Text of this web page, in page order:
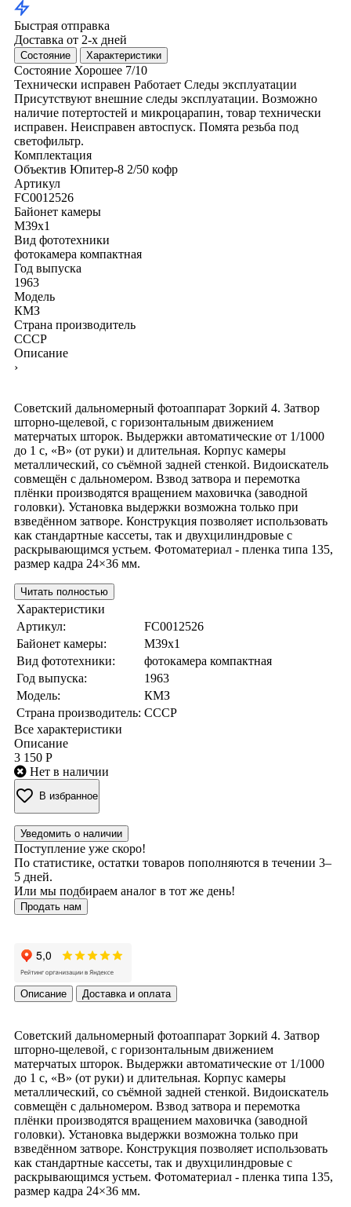
Быстрая отправка
Доставка от 2-х дней
Состояние Характеристики
Состояние Хорошее 7/10
Технически исправен Работает Следы эксплуатации
Присутствуют внешние следы эксплуатации. Возможно
наличие потертостей и микроцарапин, товар технически
исправен. Неисправен автоспуск. Помята резьба под
светофильтр.
Комплектация
Объектив Юпитер-8 2/50 кофр
Артикул
FC0012526
Байонет камеры
M39x1
Вид фототехники
фотокамера компактная
Год выпуска
1963
Модель
КМЗ
Страна производитель
СССР
Описание
›
Советский дальномерный фотоаппарат Зоркий 4. Затвор
шторно-щелевой, с горизонтальным движением
матерчатых шторок. Выдержки автоматические от 1/1000
до 1 с, «B» (от руки) и длительная. Корпус камеры
металлический, со съёмной задней стенкой. Видоискатель
совмещён с дальномером. Взвод затвора и перемотка
плёнки производятся вращением маховичка (заводной
головки). Установка выдержки возможна только при
взведённом затворе. Конструкция позволяет использовать
как стандартные кассеты, так и двухцилиндровые с
раскрывающимся устьем. Фотоматериал - пленка типа 135,
размер кадра 24×36 мм.
Читать полностью
Характеристики
Артикул:
FC0012526
Байонет камеры:
M39x1
Вид фототехники:
фотокамера компактная
Год выпуска:
1963
Модель:
КМЗ
Страна производитель: СССР
Все характеристики
Описание
3 150 Р
Нет в наличии
В избранное
Уведомить о наличии
Поступление уже скоро!
По статистике, остатки товаров пополняются в течении 3–
5 дней.
Или мы подбираем аналог в тот же день!
Продать нам
Описание Доставка и оплата
Советский дальномерный фотоаппарат Зоркий 4. Затвор
шторно-щелевой, с горизонтальным движением
матерчатых шторок. Выдержки автоматические от 1/1000
до 1 с, «B» (от руки) и длительная. Корпус камеры
металлический, со съёмной задней стенкой. Видоискатель
совмещён с дальномером. Взвод затвора и перемотка
плёнки производятся вращением маховичка (заводной
головки). Установка выдержки возможна только при
взведённом затворе. Конструкция позволяет использовать
как стандартные кассеты, так и двухцилиндровые с
раскрывающимся устьем. Фотоматериал - пленка типа 135,
размер кадра 24×36 мм.